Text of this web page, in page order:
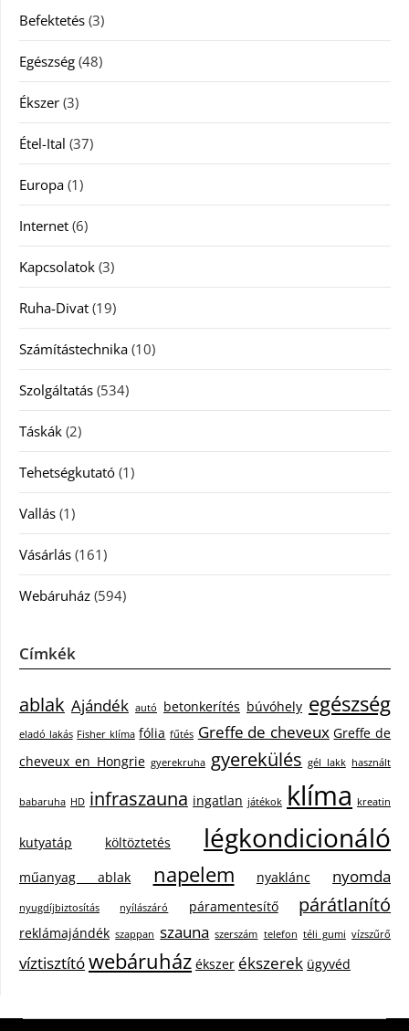
Befektetés (3)
Egészség (48)
Ékszer (3)
Étel-Ital (37)
Europa (1)
Internet (6)
Kapcsolatok (3)
Ruha-Divat (19)
Számítástechnika (10)
Szolgáltatás (534)
Táskák (2)
Tehetségkutató (1)
Vallás (1)
Vásárlás (161)
Webáruház (594)
Címkék
ablak Ajándék autó betonkerítés búvóhely egészség
eladó lakás Fisher klíma fólia fűtés Greffe de cheveux Greffe de
cheveux en Hongrie gyerekruha gyerekülés gél lakk használt
babaruha HD infraszauna ingatlan játékok klíma kreatin
kutyatáp költöztetés légkondicionáló
műanyag ablak napelem nyaklánc nyomda
nyugdíjbiztosítás nyílászáró páramentesítő párátlanító
reklámajándék szappan szauna szerszám telefon téli gumi vízszűrő
víztisztítówebáruház ékszer ékszerek ügyvéd